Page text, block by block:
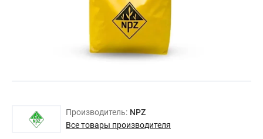
Производитель: NPZ
Все товары производителя